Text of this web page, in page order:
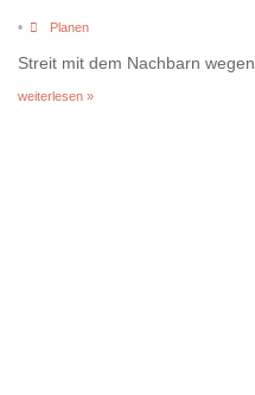
• Planen
Streit mit dem Nachbarn
weiterlesen »